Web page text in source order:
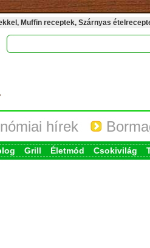
Muffin receptek, Szárnyas
hírek
Grill Életmód Csokivilág